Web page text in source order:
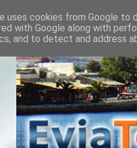
uses cookies from Google to
with Google along with
and to detect and address